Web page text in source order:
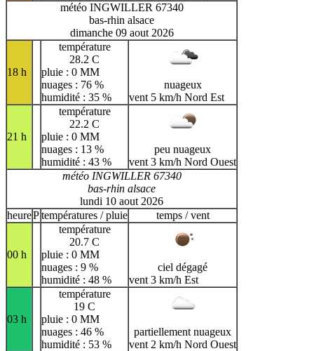
météo INGWILLER 67340
bas-rhin alsace
dimanche 09 aout 2026
18 h
température
28.2 C
pluie : 0 MM
nuages : 76 %
humidité : 35 %
nuageux
vent 5 km/h Nord Est
21 h
température
22.2 C
pluie : 0 MM
nuages : 13 %
humidité : 43 %
peu nuageux
vent 3 km/h Nord Ouest
météo INGWILLER 67340
bas-rhin alsace
lundi 10 aout 2026
heurePtempératures / pluie temps / vent
00 h
température
20.7 C
pluie : 0 MM
nuages : 9 %
humidité : 48 %
ciel dégagé
vent 3 km/h Est
03 h
température
19 C
pluie : 0 MM
nuages : 46 %
humidité : 53 %
partiellement nuageux
vent 2 km/h Nord Ouest